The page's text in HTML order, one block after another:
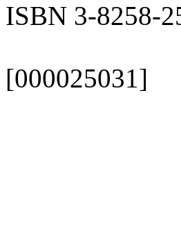
ISBN 3-8258-
[000025031]